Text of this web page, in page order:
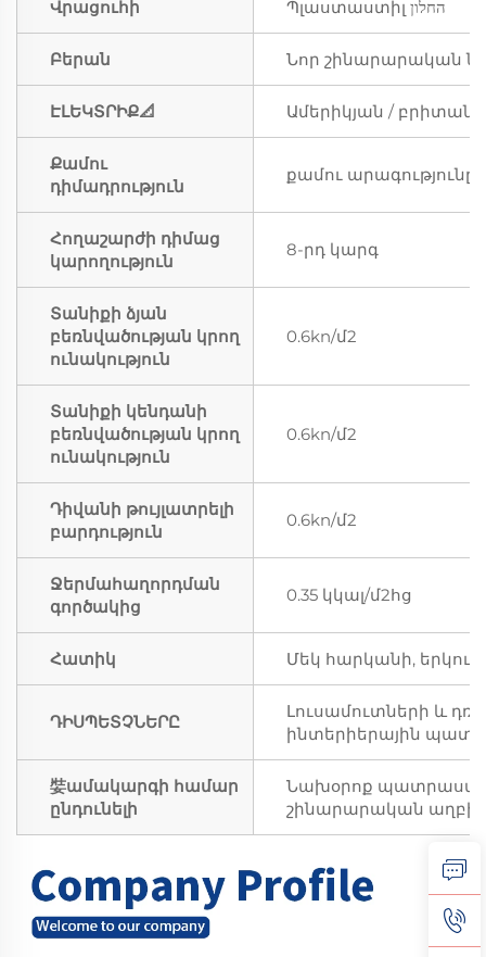
Վրացուհի Պլաստաստիլ החלון
Բերան Նոր շինարարական
ԷԼԵԿՏՐԻՔ📐 Ամերիկյան /
Քամու
դիմադրություն
քամու արագությունը
Հողաշարժի դիմաց
կարողություն
8-րդ կարգ
Տանիքի ձյան
բեռնվածության կրող
ունակություն
0.6kn/մ2
Տանիքի կենդանի
բեռնվածության կրող
ունակություն
0.6kn/մ2
Դիվանի թույլատրելի
բարդություն
0.6kn/մ2
Ջերմահաղորդման
գործակից
0.35 կկալ/մ2հց
Հատիկ Մեկ հարկանի, երկու
ԴԻՍՊԵՏՉՆԵՐԸ
Լուսամուտների և
ինտերիերային
娤ամակարգի համար
ընդունելի
Նախօրոք
շինարարական աղբի: